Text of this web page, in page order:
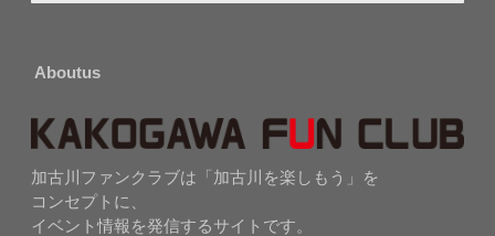
Aboutus
加古川ファンクラブは「加古川を楽しもう」を
コンセプトに、
イベント情報を発信するサイトです。